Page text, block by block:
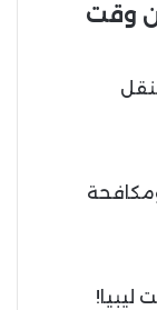
وقت
ليبيا!